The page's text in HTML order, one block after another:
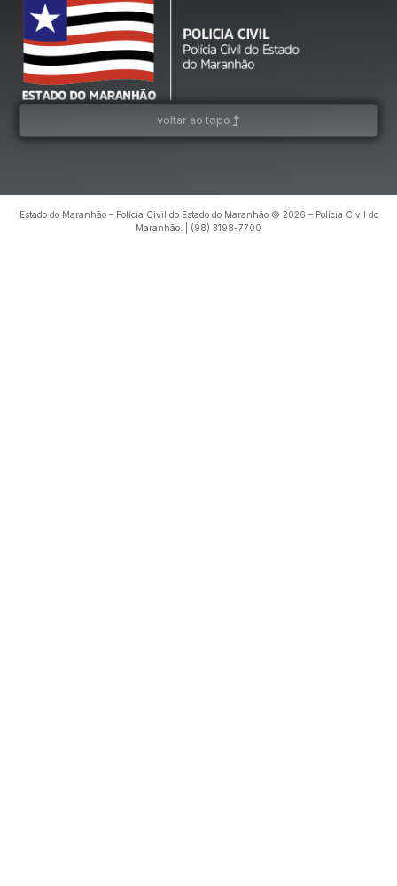
voltar ao topo
Estado do Maranhão – Polícia Civil do Estado do Maranhão © 2026 – Polícia Civil do
Maranhão. | (98) 3198-7700